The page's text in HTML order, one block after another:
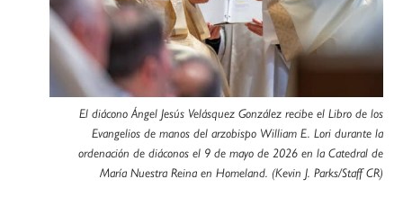
El diácono Ángel Jesús Velásquez González recibe el Libro de los
Evangelios de manos del arzobispo William E. Lori durante la
ordenación de diáconos el 9 de mayo de 2026 en la Catedral de
María Nuestra Reina en Homeland. (Kevin J. Parks/Staff CR)